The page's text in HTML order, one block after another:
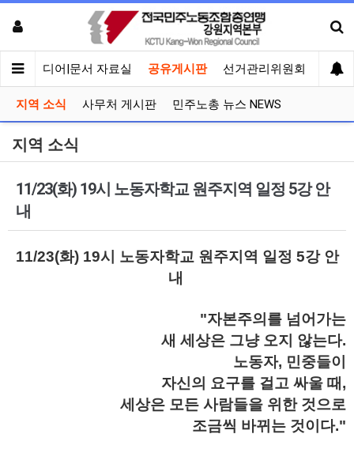
견 미디어|문서 자료실 공유게시판 선거관리위원회
지역 소식 사무처 게시판 민주노총 뉴스 NEWS
지역 소식
11/23(화) 19시 노동자학교 원주지역 일정 5강 안
내
11/23(화) 19시 노동자학교 원주지역 일정 5강 안
내
"자본주의를 넘어가는
새 세상은 그냥 오지 않는다.
노동자, 민중들이
자신의 요구를 걸고 싸울 때,
세상은 모든 사람들을 위한 것으로
조금씩 바뀌는 것이다."